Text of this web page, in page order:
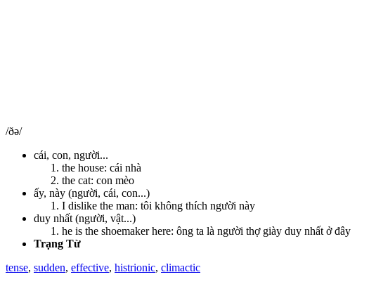
/ðə/
cái, con, người...
the house: cái nhà
the cat: con mèo
ấy, này (người, cái, con...)
I dislike the man: tôi không thích người này
duy nhất (người, vật...)
he is the shoemaker here: ông ta là người thợ giày duy nhất ở đây
Trạng Từ
tense, sudden, effective, histrionic, climactic